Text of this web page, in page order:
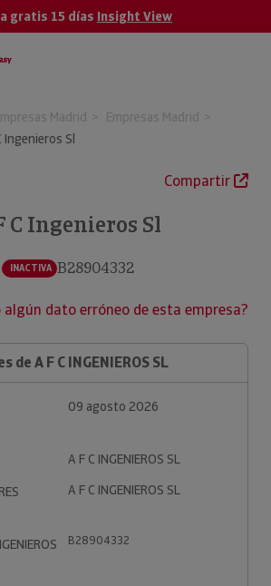
gratis 15 días Insight View
Madrid
Empresas Madrid
Ingenieros Sl
Compartir
C Ingenieros Sl
INACTIVA B28904332
dato erróneo de esta empresa?
de A F C INGENIEROS SL
09 agosto 2026
A F C INGENIEROS SL
A F C INGENIEROS SL
B28904332